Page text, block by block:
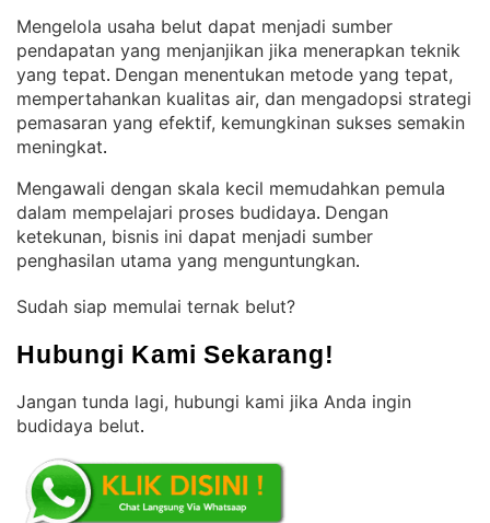
Mengelola usaha belut dapat menjadi sumber
pendapatan yang menjanjikan jika menerapkan teknik
yang tepat. Dengan menentukan metode yang tepat,
mempertahankan kualitas air, dan mengadopsi strategi
pemasaran yang efektif, kemungkinan sukses semakin
meningkat.
Mengawali dengan skala kecil memudahkan pemula
dalam mempelajari proses budidaya. Dengan
ketekunan, bisnis ini dapat menjadi sumber
penghasilan utama yang menguntungkan.
Sudah siap memulai ternak belut?
Hubungi Kami Sekarang!
Jangan tunda lagi, hubungi kami jika Anda ingin
budidaya belut.